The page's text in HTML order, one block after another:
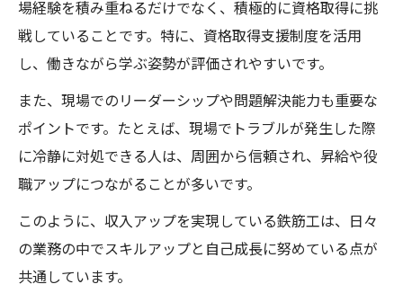
場経験を積み重ねるだけでなく、積極的に資格取得に挑
戦していることです。特に、資格取得支援制度を活用
し、働きながら学ぶ姿勢が評価されやすいです。
また、現場でのリーダーシップや問題解決能力も重要な
ポイントです。たとえば、現場でトラブルが発生した際
に冷静に対処できる人は、周囲から信頼され、昇給や役
職アップにつながることが多いです。
このように、収入アップを実現している鉄筋工は、日々
の業務の中でスキルアップと自己成長に努めている点が
共通しています。